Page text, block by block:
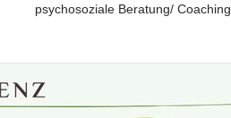
psychosoziale Beratung/ Coaching